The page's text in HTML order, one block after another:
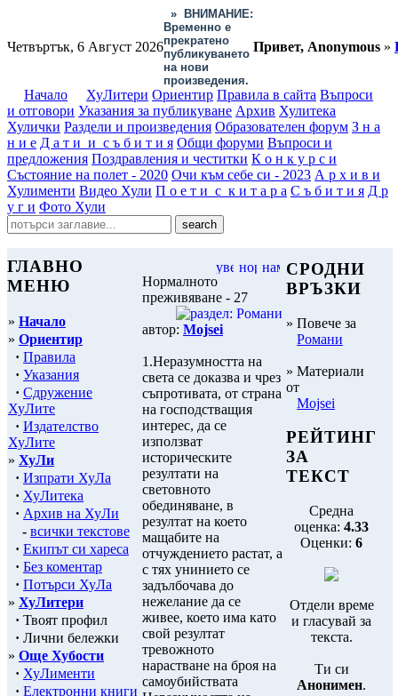
Четвъртък, 6 Август 2026
»
ВНИМАНИЕ:
Временно е
прекратено
публикуването
на нови
произведения.
Привет, Anonymous »
Начало ХуЛитери Ориентир Правила в сайта Въпроси
и отговори Указания за публикуване Архив Хулитека
Хулички Раздели и произведения Образователен форум З н а
н и е Д а т и и с ъ б и т и я Общи форуми Въпроси и
предложения Поздравления и честитки К о н к у р с и
Състояние на полет - 2020 Очи към себе си - 2023 А р х и в и
Хулименти Видео Хули П о е т и с к и т а р а С ъ б и т и я Д р
у г и Фото Хули
ГЛАВНО
МЕНЮ
» Начало
» Ориентир
· Правила
· Указания
· Сдружение
ХуЛите
· Издателство
ХуЛите
» ХуЛи
· Изпрати ХуЛа
· ХуЛитека
· Архив на ХуЛи
- всички текстове
· Екипът си хареса
· Без коментар
· Потърси ХуЛа
» ХуЛитери
· Твоят профил
· Лични бележки
» Още Хубости
· ХуЛименти
· Електронни книги
Нормалното
преживяване - 27
автор: Mojsei
1.Неразумността на
света се доказва и чрез
съпротивата, от страна
на господстващия
интерес, да се
използват
историческите
резултати на
световното
обединяване, в
резултат на което
мащабите на
отчуждението растат, а
с тях унинието се
задълбочава до
нежелание да се
живее, което има като
свой резултат
тревожното
нарастване на броя на
самоубийствата
СРОДНИ
ВРЪЗКИ
» Повече за
Романи
» Материали
от
Mojsei
РЕЙТИНГ
ЗА
ТЕКСТ
Средна
оценка: 4.33
Оценки: 6
Отдели време
и гласувай за
текста.
Ти си
Анонимен.